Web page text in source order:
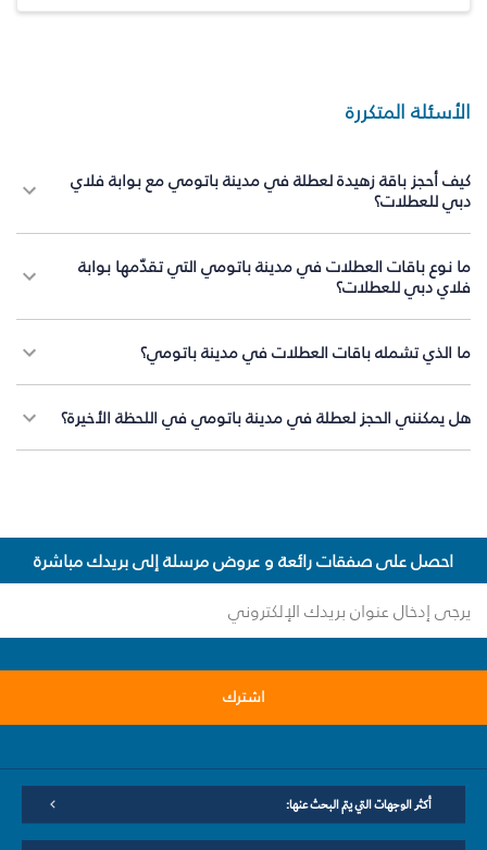
الأسئلة المتكررة
كيف أحجز باقة زهيدة لعطلة في مدينة باتومي مع بوابة فلاي
دبي للعطلات؟
ما نوع باقات العطلات في مدينة باتومي التي تقدّمها بوابة
فلاي دبي للعطلات؟
ما الذي تشمله باقات العطلات في مدينة باتومي؟
هل يمكنني الحجز لعطلة في مدينة باتومي في اللحظة الأخيرة؟
احصل على صفقات رائعة و عروض مرسلة إلى بريدك مباشرة
اشترك
أكثر الوجهات التي يتم البحث عنها: